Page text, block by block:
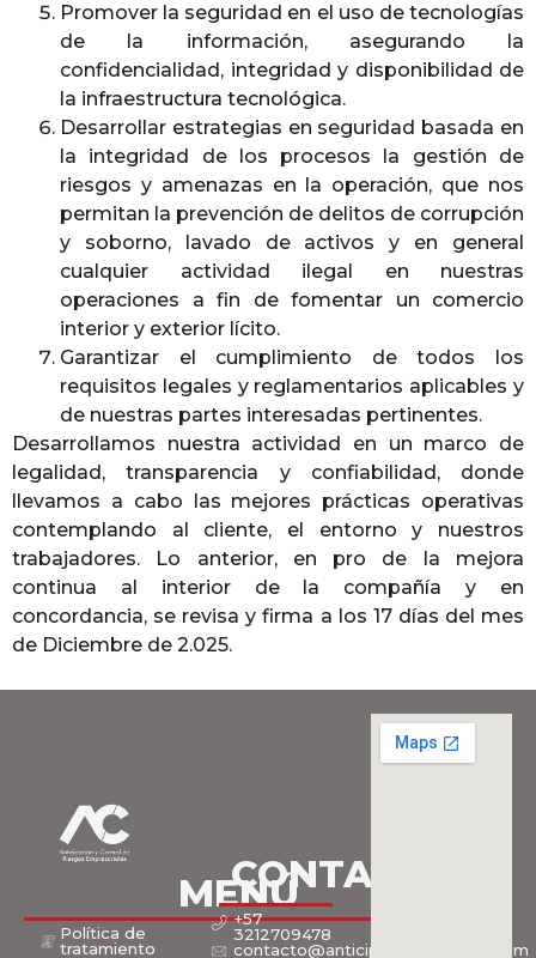
Promover la seguridad en el uso de tecnologías
de la información, asegurando la
confidencialidad, integridad y disponibilidad de
la infraestructura tecnológica.
Desarrollar estrategias en seguridad basada en
la integridad de los procesos la gestión de
riesgos y amenazas en la operación, que nos
permitan la prevención de delitos de corrupción
y soborno, lavado de activos y en general
cualquier actividad ilegal en nuestras
operaciones a fin de fomentar un comercio
interior y exterior lícito.
Garantizar el cumplimiento de todos los
requisitos legales y reglamentarios aplicables y
de nuestras partes interesadas pertinentes.
Desarrollamos nuestra actividad en un marco de
legalidad, transparencia y confiabilidad, donde
llevamos a cabo las mejores prácticas operativas
contemplando al cliente, el entorno y nuestros
trabajadores. Lo anterior, en pro de la mejora
continua al interior de la compañía y en
concordancia, se revisa y firma a los 17 días del mes
de Diciembre de 2.025.
MENÚ
Política de
tratamiento
CONTACTOS
+57
3212709478
contacto@anticipacionycontrol.com